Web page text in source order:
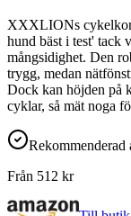
XXXLIONs
hund bäst i test' tack
mångsidighet. Den
trygg, medan
Dock kan höjden på
cyklar, så mät noga
Rekommenderad
Från 512 kr